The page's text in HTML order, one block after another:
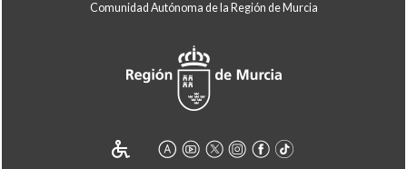
Comunidad Autónoma de la Región de Murcia